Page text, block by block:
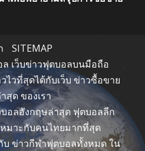
SITEMAP
เว็บข่าวฟุตบอลบนมือถือ
วที่สุดได้กับเว็บ ข่าวซื้อขาย
สุด ของเรา
อลอังกฤษล่าสุด ฟุตบอลลีก
มาะกับคนไทยมากที่สุด
บ ข่าวกีฬาฟุตบอลทั้งหมด ใน